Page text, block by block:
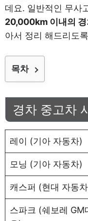
데요. 일반적인 무사
20,000km 이내의 경
아서 정리 해드리도
목차
경차 중고차
레이 (기아 자동차)
모닝 (기아 자동차)
캐스퍼 (현대 자동
스파크 (쉐보레 GM